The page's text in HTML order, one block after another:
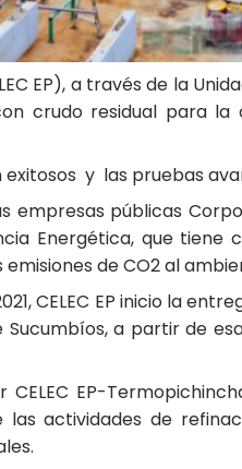
EP), a través de la
crudo residual para
y las pruebas
empresas públicas
Energética, que
de CO2 al
CELEC EP inicio la
a partir de
CELEC EP-
actividades de